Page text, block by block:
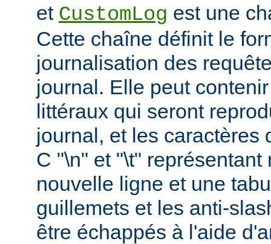
et CustomLog est une
Cette chaîne définit le
journalisation des
journal. Elle peut
littéraux qui seront
journal, et les caractères
C "\n" et "\t"
nouvelle ligne et une
guillemets et les anti-
être échappés à l'aide